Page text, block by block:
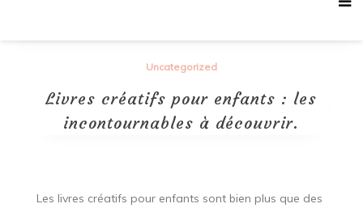
Uncategorized
Livres créatifs pour enfants : les
incontournables à découvrir.
Les livres créatifs pour enfants sont bien plus que des